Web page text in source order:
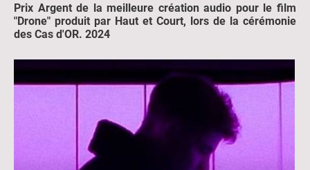
Prix Argent de la meilleure création audio pour le film
"Drone" produit par Haut et Court, lors de la cérémonie
des Cas d'OR. 2024